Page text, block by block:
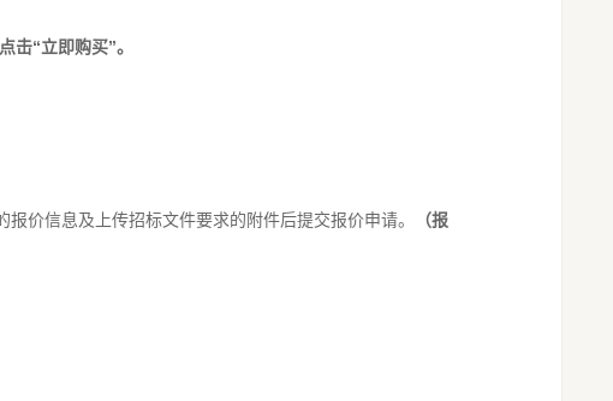
“立即购买”。
信息及上传招标文件要求的附件后提交报价申请。 （报